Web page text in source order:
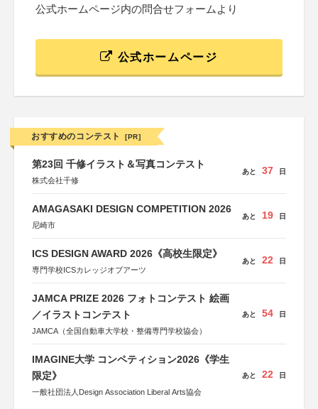
公式ホームページ内の問合せフォームより
公式ホームページ
おすすめのコンテスト [PR]
第23回 千修イラスト＆写真コンテスト
株式会社千修
あと 37 日
AMAGASAKI DESIGN COMPETITION 2026
尼崎市
あと 19 日
ICS DESIGN AWARD 2026《高校生限定》
専門学校ICSカレッジオブアーツ
あと 22 日
JAMCA PRIZE 2026 フォトコンテスト 絵画
／イラストコンテスト
JAMCA（全国自動車大学校・整備専門学校協会）
あと 54 日
IMAGINE大学 コンペティション2026《学生
限定》
一般社団法人Design Association Liberal Arts協会
あと 22 日